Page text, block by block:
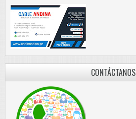
CONTÁCTANOS